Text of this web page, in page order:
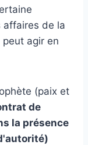
affaires de la
agir en
(paix et
de
la présence